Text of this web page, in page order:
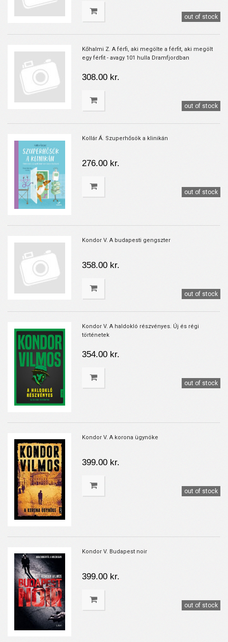
out of stock
Kőhalmi Z. A férfi, aki megölte a férfit, aki megölt
egy férfit - avagy 101 hulla Dramfjordban
308.00 kr.
out of stock
Kollár Á. Szuperhősök a klinikán
276.00 kr.
out of stock
Kondor V. A budapesti gengszter
358.00 kr.
out of stock
Kondor V. A haldokló részvényes. Új és régi
történetek
354.00 kr.
out of stock
Kondor V. A korona ügynöke
399.00 kr.
out of stock
Kondor V. Budapest noir
399.00 kr.
out of stock